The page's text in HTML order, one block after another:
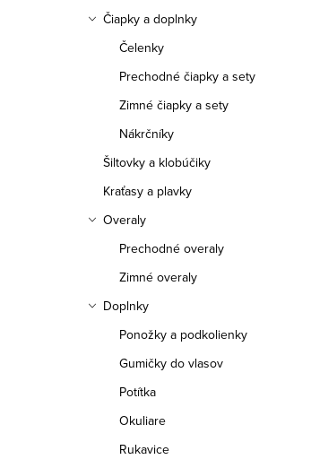
Čiapky a doplnky
Čelenky
Prechodné čiapky a sety
Zimné čiapky a sety
Nákrčníky
Šiltovky a klobúčiky
Kraťasy a plavky
Overaly
Prechodné overaly
Zimné overaly
Doplnky
Ponožky a podkolienky
Gumičky do vlasov
Potítka
Okuliare
Rukavice